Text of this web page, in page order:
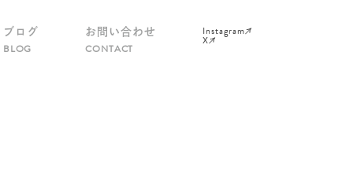
ブログ
BLOG
お問い合わせ
CONTACT
Instagram
X